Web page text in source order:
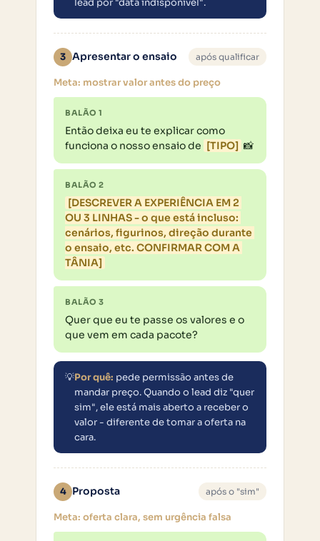
3 Apresentar o ensaio após qualificar
Meta: mostrar valor antes do preço
BALÃO 1
Então deixa eu te explicar como
funciona o nosso ensaio de [TIPO] 📸
BALÃO 2
[DESCREVER A EXPERIÊNCIA EM 2
OU 3 LINHAS - o que está incluso:
cenários, figurinos, direção durante
o ensaio, etc. CONFIRMAR COM A
TÂNIA]
BALÃO 3
Quer que eu te passe os valores e o
que vem em cada pacote?
💡Por quê: pede permissão antes de
mandar preço. Quando o lead diz "quer
sim", ele está mais aberto a receber o
valor - diferente de tomar a oferta na
cara.
4 Proposta após o "sim"
Meta: oferta clara, sem urgência falsa